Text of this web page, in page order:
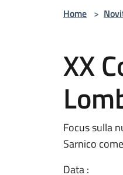
Home >
XX
Focus sulla
Sarnico
Data :